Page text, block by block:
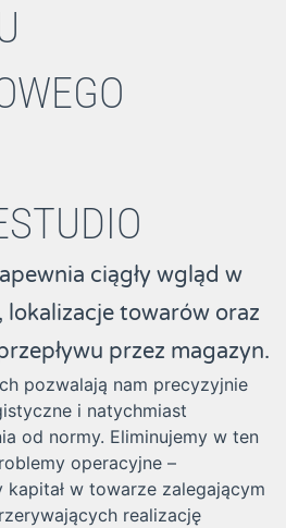
ciągły wgląd w
lokalizacje towarów oraz
przez magazyn.
pozwalają nam precyzyjnie
i natychmiast
od normy. Eliminujemy w ten
operacyjne –
kapitał w towarze zalegającym
realizację